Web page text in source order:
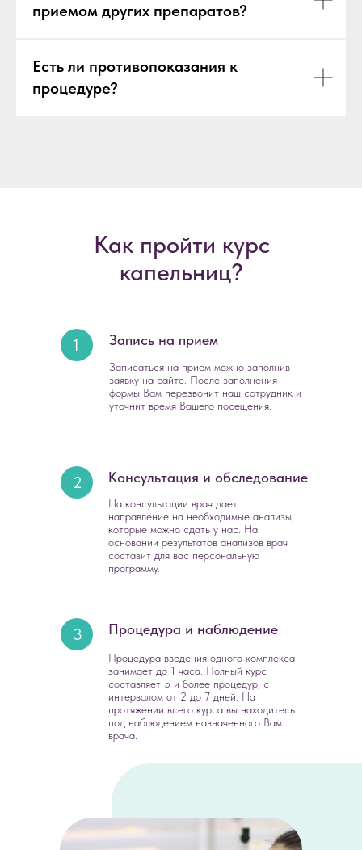
приемом других препаратов?
Есть ли противопоказания к
процедуре?
Как пройти курс
капельниц?
Процедура и наблюдение
На консультации врач дает
направление на необходимые анализы,
которые можно сдать у нас. На
основании результатов анализов врач
составит для вас персональную
программу.
Консультация и обследование
Процедура введения одного комплекса
занимает до 1 часа. Полный курс
составляет 5 и более процедур, с
интервалом от 2 до 7 дней. На
протяжении всего курса вы находитесь
под наблюдением назначенного Вам
врача.
Запись на прием
Записаться на прием можно заполнив
заявку на сайте. После заполнения
формы Вам перезвонит наш сотрудник и
уточнит время Вашего посещения.
1
2
3